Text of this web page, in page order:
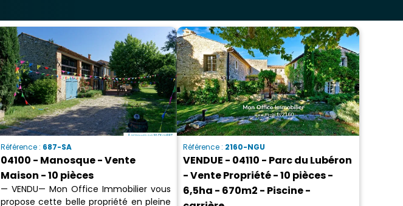
Référence : 687-SA
04100 - Manosque - Vente
Maison - 10 pièces
— VENDU— Mon Office Immobilier vous
propose cette belle propriété en pleine
Référence : 2160-NGU
VENDUE - 04110 - Parc du Lubéron
- Vente Propriété - 10 pièces -
6,5ha - 670m2 - Piscine -